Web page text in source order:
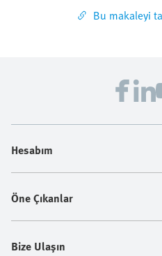
Bu makaleyi
Hesabım
Öne Çıkanlar
Bize Ulaşın